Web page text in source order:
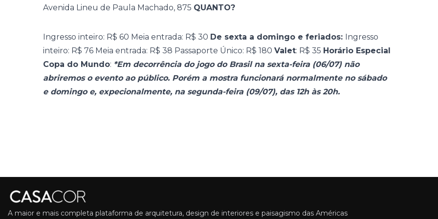
Avenida Lineu de Paula Machado, 875 QUANTO?
Ingresso inteiro: R$ 60 Meia entrada: R$ 30 De sexta a domingo e feriados: Ingresso
inteiro: R$ 76 Meia entrada: R$ 38 Passaporte Único: R$ 180 Valet: R$ 35 Horário Especial
Copa do Mundo: *Em decorrência do jogo do Brasil na sexta-feira (06/07) não
abriremos o evento ao público. Porém a mostra funcionará normalmente no sábado
e domingo e, expecionalmente, na segunda-feira (09/07), das 12h às 20h.
A maior e mais completa plataforma de arquitetura, design de interiores e paisagismo das Américas